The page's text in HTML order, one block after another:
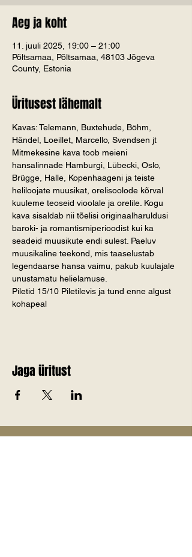
Aeg ja koht
11. juuli 2025, 19:00 – 21:00
Põltsamaa, Põltsamaa, 48103 Jõgeva
County, Estonia
Üritusest lähemalt
Kavas: Telemann, Buxtehude, Böhm,
Händel, Loeillet, Marcello, Svendsen jt
Mitmekesine kava toob meieni
hansalinnade Hamburgi, Lübecki, Oslo,
Brügge, Halle, Kopenhaageni ja teiste
heliloojate muusikat, orelisoolode kõrval
kuuleme teoseid vioolale ja orelile. Kogu
kava sisaldab nii tõelisi originaalharuldusi
baroki- ja romantismiperioodist kui ka
seadeid muusikute endi sulest. Paeluv
muusikaline teekond, mis taaselustab
legendaarse hansa vaimu, pakub kuulajale
unustamatu helielamuse.
Piletid 15/10 Piletilevis ja tund enne algust
kohapeal
Jaga üritust